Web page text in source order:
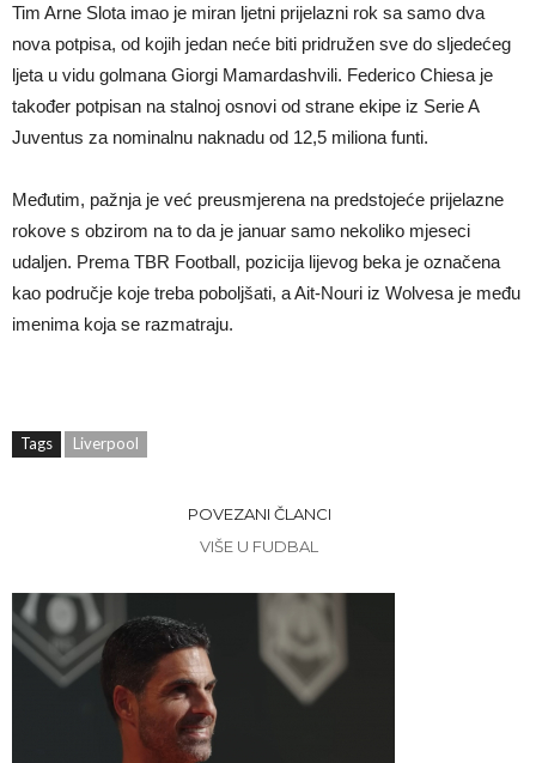
Atletico prati situaciju.
Tim Arne Slota imao je miran ljetni prijelazni rok sa samo dva
nova potpisa, od kojih jedan neće biti pridružen sve do sljedećeg
ljeta u vidu golmana Giorgi Mamardashvili. Federico Chiesa je
također potpisan na stalnoj osnovi od strane ekipe iz Serie A
Juventus za nominalnu naknadu od 12,5 miliona funti.
Međutim, pažnja je već preusmjerena na predstojeće prijelazne
rokove s obzirom na to da je januar samo nekoliko mjeseci
udaljen. Prema TBR Football, pozicija lijevog beka je označena
kao područje koje treba poboljšati, a Ait-Nouri iz Wolvesa je među
imenima koja se razmatraju.
Tags Liverpool
POVEZANI ČLANCI
VIŠE U FUDBAL